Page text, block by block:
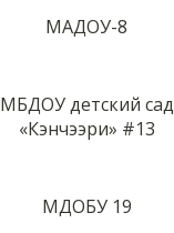
МАДОУ-8
МБДОУ детский сад
«Кэнчээри» #13
МДОБУ 19